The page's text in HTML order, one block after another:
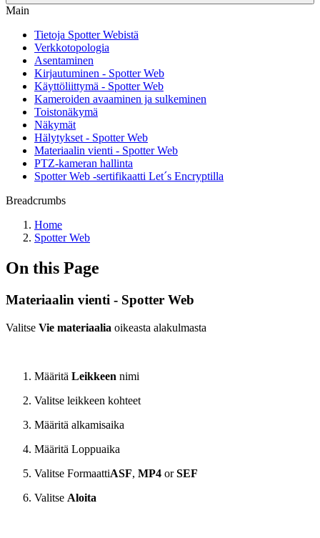
Main
Tietoja Spotter Webistä
Verkkotopologia
Asentaminen
Kirjautuminen - Spotter Web
Käyttöliittymä - Spotter Web
Kameroiden avaaminen ja sulkeminen
Toistonäkymä
Näkymät
Hälytykset - Spotter Web
Materiaalin vienti - Spotter Web
PTZ-kameran hallinta
Spotter Web -sertifikaatti Let´s Encryptilla
Breadcrumbs
Home
Spotter Web
On this Page
Materiaalin vienti - Spotter Web
Valitse Vie materiaalia oikeasta alakulmasta
Määritä Leikkeen nimi
Valitse leikkeen kohteet
Määritä alkamisaika
Määritä Loppuaika
Valitse FormaattiASF, MP4 orSEF
Valitse Aloita